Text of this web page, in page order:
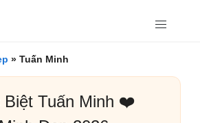
» Tuấn Minh
Tuấn Minh ❤️